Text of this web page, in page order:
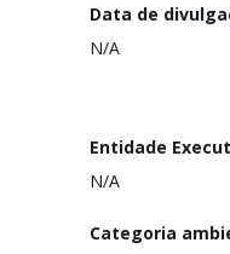
Data de
N/A
Entidade
N/A
Categoria